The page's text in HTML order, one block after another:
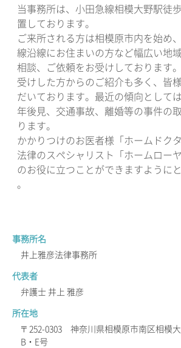
当事務所は、小田急線相模大野駅徒
置しております。
ご来所される方は相模原市内を始め
線沿線にお住まいの方など幅広い地
相談、ご依頼をお受けしております
受けした方からのご紹介も多く、皆
だいております。最近の傾向として
年後見、交通事故、離婚等の事件の
ります。
かかりつけのお医者様「ホームドク
法律のスペシャリスト「ホームロー
のお役に立つことができますように
。
事務所名
井上雅彦法律事務所
代表者
弁護士 井上 雅彦
所在地
〒252-0303 神奈川県相模原市南区相模大
B・E号